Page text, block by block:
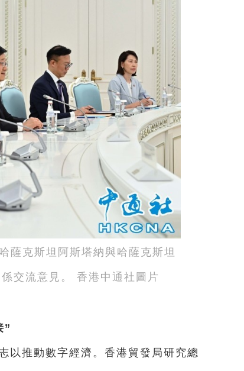
薩克斯坦阿斯塔納與哈薩克斯坦
交流意見。 香港中通社圖片
”
以推動數字經濟。香港貿發局研究總